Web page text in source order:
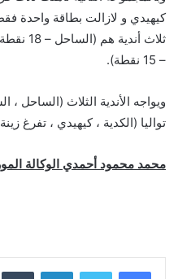
كيهيدي و لازالت بطاقة واحدة
– 15 نقطة).
ويواجه الأندية الثلاث (الساحل ،
تواليا (الكدية ، كيهيدي ، تفرغ
محمد محمود أحمدي الوكالة
لينكدإن